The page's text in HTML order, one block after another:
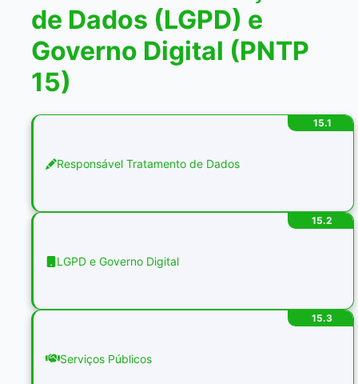
de Dados (LGPD) e
Governo Digital (PNTP
15)
15.1
Responsável Tratamento de Dados
15.2
LGPD e Governo Digital
15.3
Serviços Públicos